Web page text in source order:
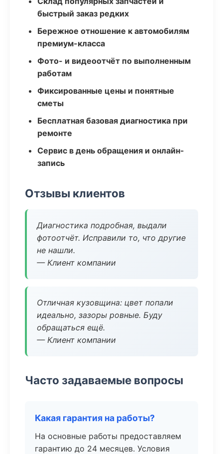
быстрый заказ редких
Бережное отношение к автомобилям
премиум-класса
Фото- и видеоотчёт по выполненным
работам
Фиксированные цены и понятные
сметы
Бесплатная базовая диагностика при
ремонте
Сервис в день обращения и онлайн-
запись
Отзывы клиентов
Диагностика подробная, выдали
фотоотчёт. Исправили то, что другие
не нашли.
— Клиент компании
Отличная кузовщина: цвет попали
идеально, зазоры ровные. Буду
обращаться ещё.
— Клиент компании
Часто задаваемые вопросы
Какая гарантия на работы?
На основные работы предоставляем
гарантию до 24 месяцев. Условия